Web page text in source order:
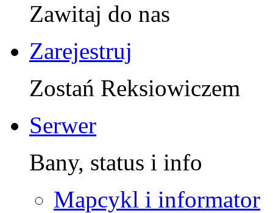
Zawitaj do nas
Zarejestruj
Zostań Reksiowiczem
Serwer
Bany, status i info
Mapcykl i informator